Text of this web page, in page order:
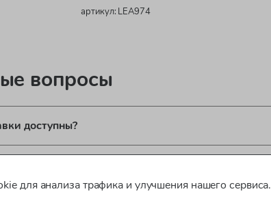
артикул: LEA974
вопросы
доступны?
для оформления заказа?
для анализа трафика и улучшения нашего сервиса.